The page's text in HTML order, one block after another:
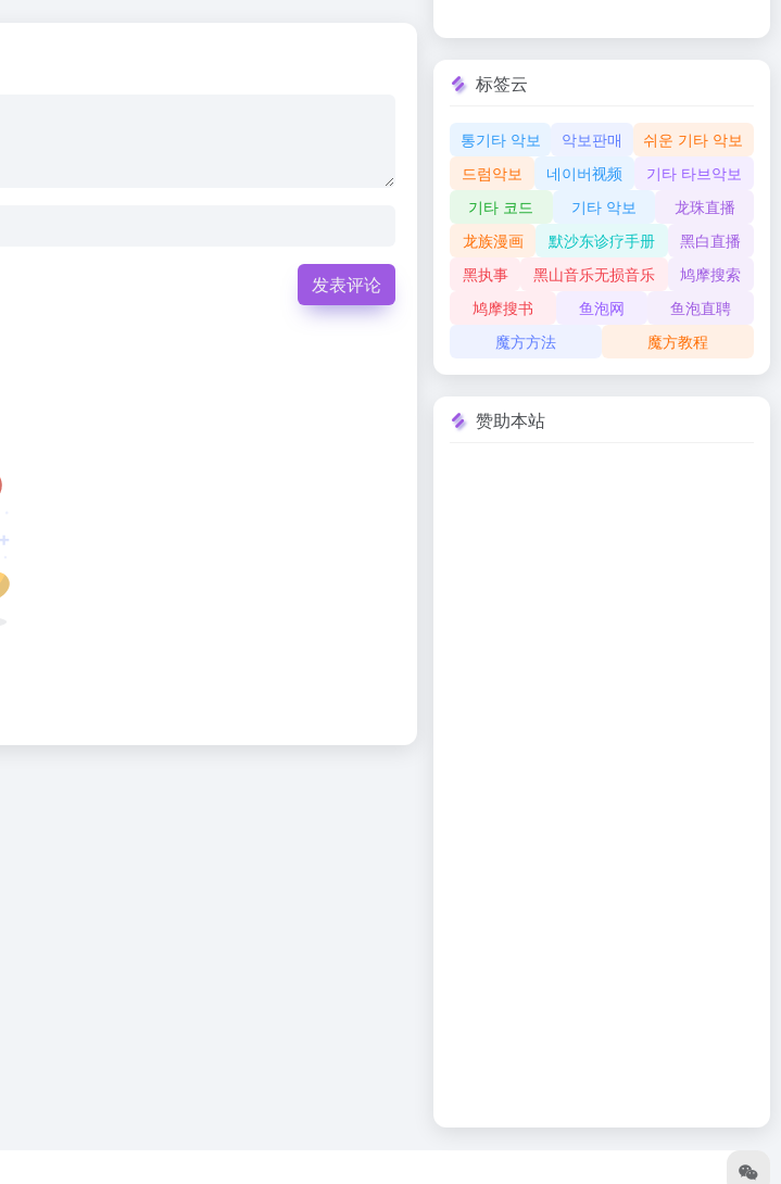
发表评论
标签云
통기타 악보 악보판매
쉬운 기타 악보
드럼악보
네이버视频
기타 타브악보
기타 코드
기타 악보
龙珠直播
龙族漫画
默沙东诊疗手册
黑白直播
黑执事
黑山音乐无损音乐
鸠摩搜索
鸠摩搜书
鱼泡网
鱼泡直聘
魔方方法
魔方教程
赞助本站